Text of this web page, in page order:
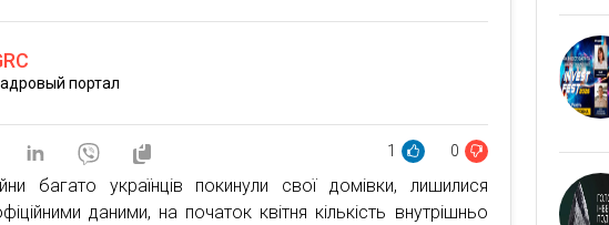
портал
1 0
багато українців покинули свої домівки, лишилися
даними, на початок квітня кількість внутрішньо